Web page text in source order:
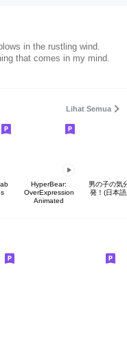
in the rustling wind.
that comes in my mind.
Lihat Semua
HyperBear:
OverExpression
Animated
男の子の気
発！(日本